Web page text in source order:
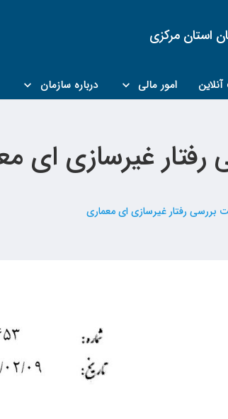
استان مرکزی
امور مالی درباره سازمان